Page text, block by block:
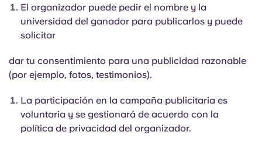
El organizador puede pedir el nombre y la
universidad del ganador para publicarlos y puede
solicitar
dar tu consentimiento para una publicidad razonable
(por ejemplo, fotos, testimonios).
La participación en la campaña publicitaria es
voluntaria y se gestionará de acuerdo con la
política de privacidad del organizador.